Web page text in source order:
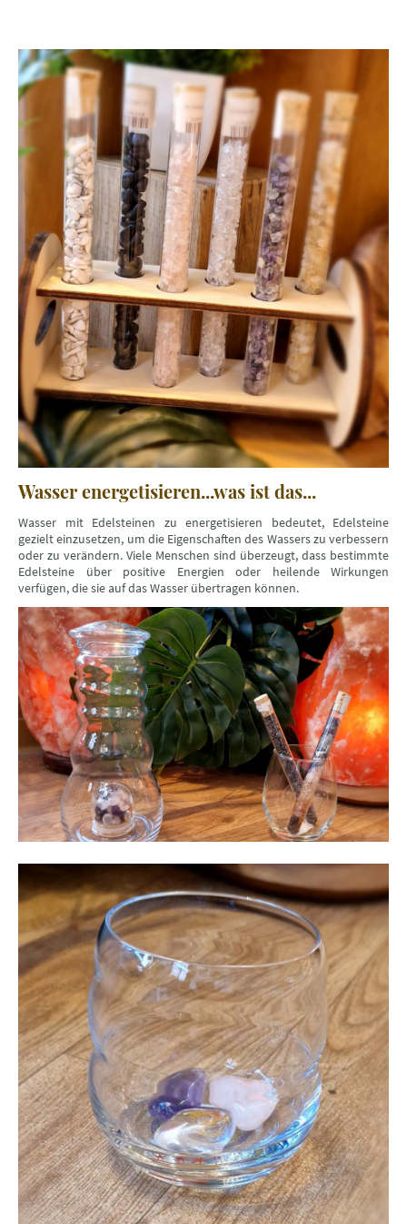
Wasser energetisieren...was ist das...
Wasser mit Edelsteinen zu energetisieren bedeutet, Edelsteine
gezielt einzusetzen, um die Eigenschaften des Wassers zu verbessern
oder zu verändern. Viele Menschen sind überzeugt, dass bestimmte
Edelsteine über positive Energien oder heilende Wirkungen
verfügen, die sie auf das Wasser übertragen können.